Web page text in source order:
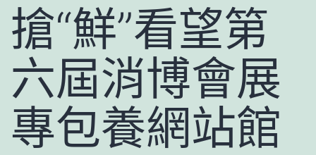
搶“鮮”看望第
六屆消博會展
專包養網站館